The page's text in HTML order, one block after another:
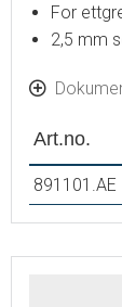
For
2,5 mm
Art.no.
891101.AE